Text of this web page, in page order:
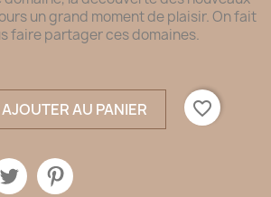
un grand moment de plaisir. On fait
faire partager ces domaines.
AJOUTER AU PANIER favorite_border